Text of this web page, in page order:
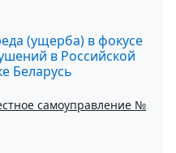
(ущерба) в фокусе
в Российской
Беларусь
самоуправление №